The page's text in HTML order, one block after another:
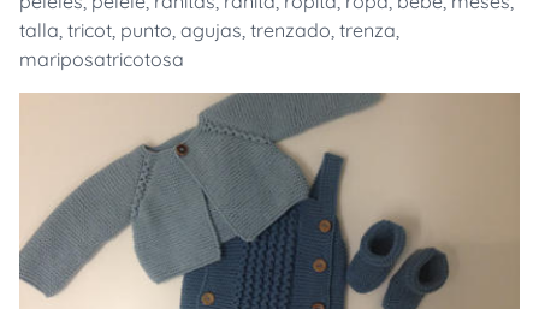
talla, tricot, punto, agujas, trenzado, trenza,
mariposatricotosa